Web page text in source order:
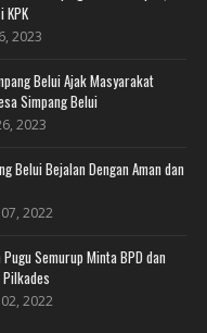
KPK
2023
Belui Ajak Masyarakat
Simpang Belui
2023
Belui Bejalan Dengan Aman dan
2022
Semurup Minta BPD dan
2022